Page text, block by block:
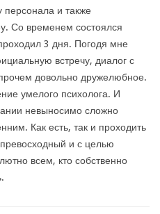
персонала и также
Со временем состоялся
3 дня. Погодя мне
встречу, диалог с
довольно дружелюбное.
умелого психолога. И
невыносимо сложно
Как есть, так и проходить
и с целью
всем, кто собственно